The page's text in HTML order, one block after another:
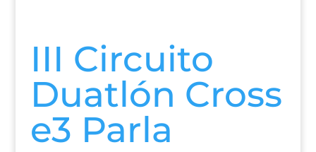
III Circuito
Duatlón Cross
e3 Parla